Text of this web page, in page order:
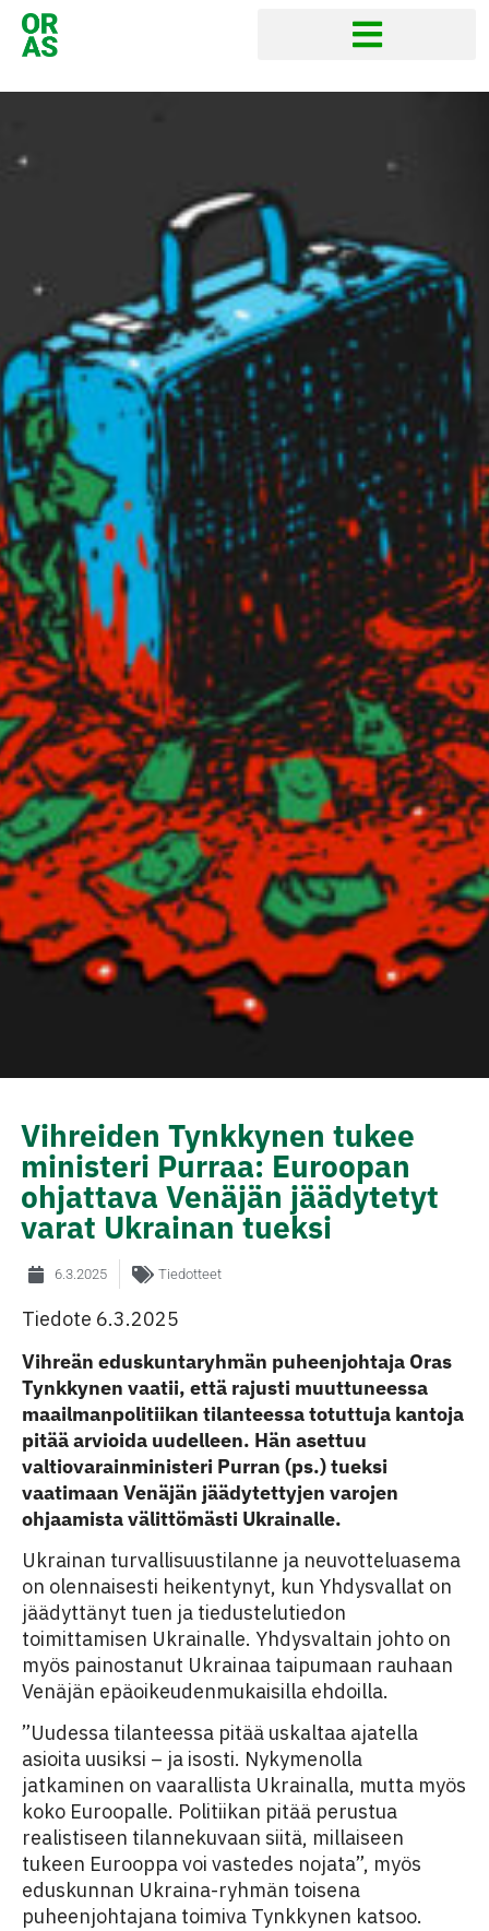
Vihreiden Tynkkynen tukee
ministeri Purraa: Euroopan
ohjattava Venäjän jäädytetyt
varat Ukrainan tueksi
6.3.2025 Tiedotteet
Tiedote 6.3.2025
Vihreän eduskuntaryhmän puheenjohtaja Oras
Tynkkynen vaatii, että rajusti muuttuneessa
maailmanpolitiikan tilanteessa totuttuja kantoja
pitää arvioida uudelleen. Hän asettuu
valtiovarainministeri Purran (ps.) tueksi
vaatimaan Venäjän jäädytettyjen varojen
ohjaamista välittömästi Ukrainalle.
Ukrainan turvallisuustilanne ja neuvotteluasema
on olennaisesti heikentynyt, kun Yhdysvallat on
jäädyttänyt tuen ja tiedustelutiedon
toimittamisen Ukrainalle. Yhdysvaltain johto on
myös painostanut Ukrainaa taipumaan rauhaan
Venäjän epäoikeudenmukaisilla ehdoilla.
”Uudessa tilanteessa pitää uskaltaa ajatella
asioita uusiksi – ja isosti. Nykymenolla
jatkaminen on vaarallista Ukrainalla, mutta myös
koko Euroopalle. Politiikan pitää perustua
realistiseen tilannekuvaan siitä, millaiseen
tukeen Eurooppa voi vastedes nojata”, myös
eduskunnan Ukraina-ryhmän toisena
puheenjohtajana toimiva Tynkkynen katsoo.